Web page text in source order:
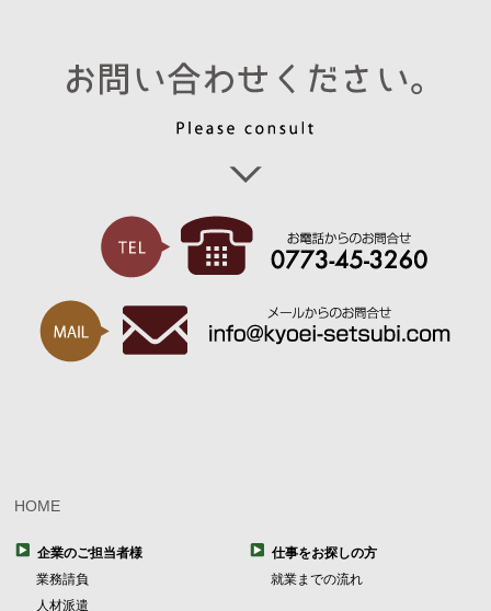
HOME
企業のご担当者様
業務請負
人材派遣
仕事をお探しの方
就業までの流れ